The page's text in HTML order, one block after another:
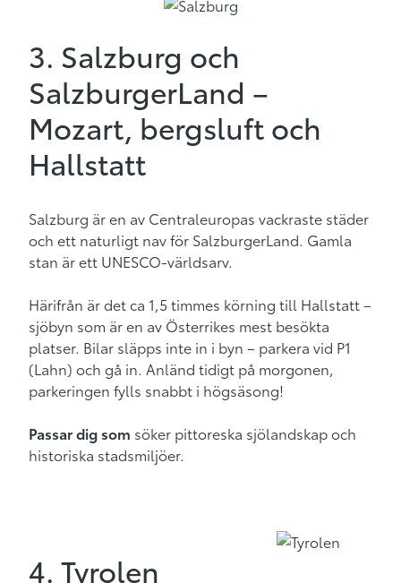
3. Salzburg och
SalzburgerLand –
Mozart, bergsluft och
Hallstatt
Salzburg är en av Centraleuropas vackraste städer
och ett naturligt nav för SalzburgerLand. Gamla
stan är ett UNESCO-världsarv.
Härifrån är det ca 1,5 timmes körning till Hallstatt –
sjöbyn som är en av Österrikes mest besökta
platser. Bilar släpps inte in i byn – parkera vid P1
(Lahn) och gå in. Anländ tidigt på morgonen,
parkeringen fylls snabbt i högsäsong!
Passar dig som söker pittoreska sjölandskap och
historiska stadsmiljöer.
4. Tyrolen